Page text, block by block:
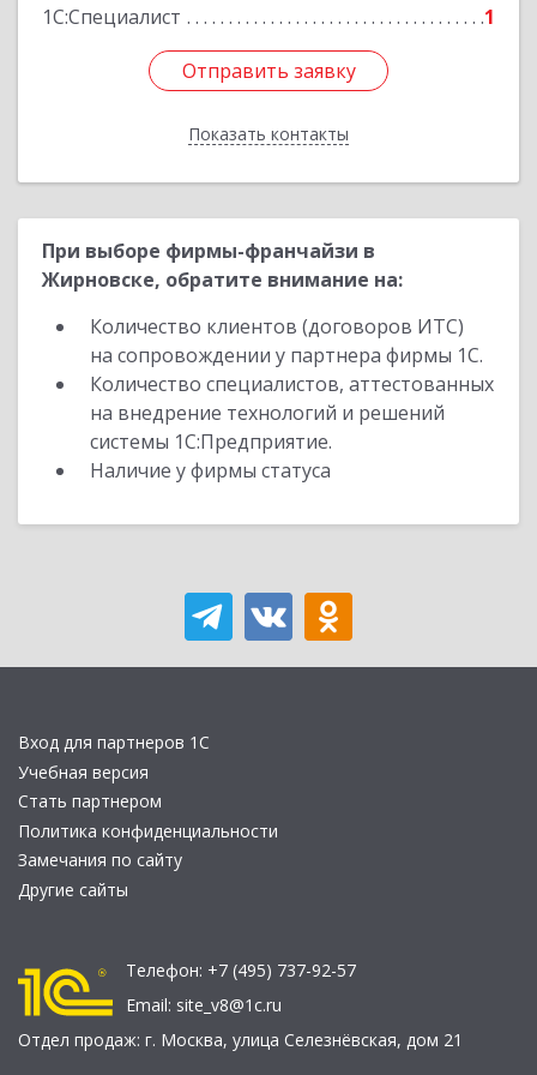
1С:Специалист
1
Отправить заявку
Показать контакты
Отправить заявку
Назад
При выборе фирмы-франчайзи в
Жирновске, обратите внимание на:
Количество клиентов (договоров ИТС)
на сопровождении у партнера фирмы 1С.
Количество специалистов, аттестованных
на внедрение технологий и решений
системы 1С:Предприятие.
Наличие у фирмы статуса
Вход для партнеров 1С
Учебная версия
Стать партнером
Политика конфиденциальности
Замечания по сайту
Другие сайты
Телефон: +7 (495) 737-92-57
Email: site_v8@1c.ru
Отдел продаж: г. Москва, улица Селезнёвская, дом 21